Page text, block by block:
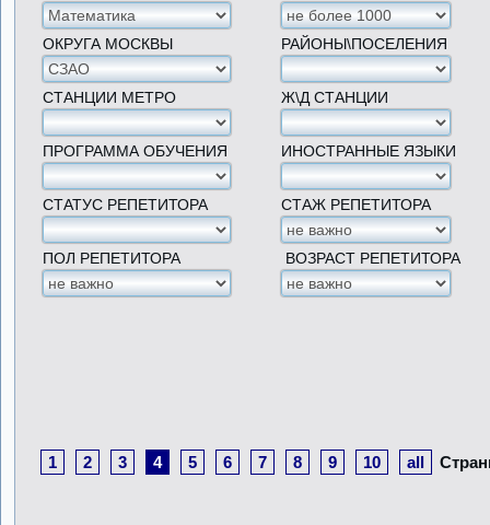
ОКРУГА МОСКВЫ РАЙОНЫ\ПОСЕЛЕНИЯ
СТАНЦИИ МЕТРО Ж\Д СТАНЦИИ
ПРОГРАММА ОБУЧЕНИЯ ИНОСТРАННЫЕ ЯЗЫКИ
СТАТУС РЕПЕТИТОРА СТАЖ РЕПЕТИТОРА
ПОЛ РЕПЕТИТОРА ВОЗРАСТ РЕПЕТИТОРА
1 2 3 4 5 6 7 8 9 10 all